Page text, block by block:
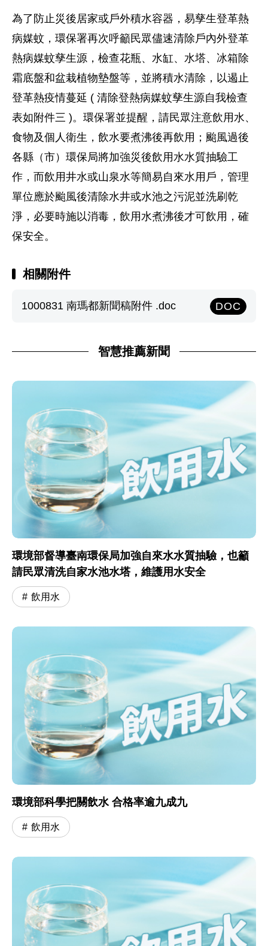
為了防止災後居家或戶外積水容器，易孳生登革熱
病媒蚊，環保署再次呼籲民眾儘速清除戶內外登革
熱病媒蚊孳生源，檢查花瓶、水缸、水塔、冰箱除
霜底盤和盆栽植物墊盤等，並將積水清除，以遏止
登革熱疫情蔓延 ( 清除登熱病媒蚊孳生源自我檢查
表如附件三 )。環保署並提醒，請民眾注意飲用水、
食物及個人衛生，飲水要煮沸後再飲用；颱風過後
各縣（市）環保局將加強災後飲用水水質抽驗工
作，而飲用井水或山泉水等簡易自來水用戶，管理
單位應於颱風後清除水井或水池之污泥並洗刷乾
淨，必要時施以消毒，飲用水煮沸後才可飲用，確
保安全。
相關附件
1000831 南瑪都新聞稿附件 .doc DOC
智慧推薦新聞
環境部督導臺南環保局加強自來水水質抽驗，也籲
請民眾清洗自家水池水塔，維護用水安全
飲用水
環境部科學把關飲水 合格率逾九成九
飲用水